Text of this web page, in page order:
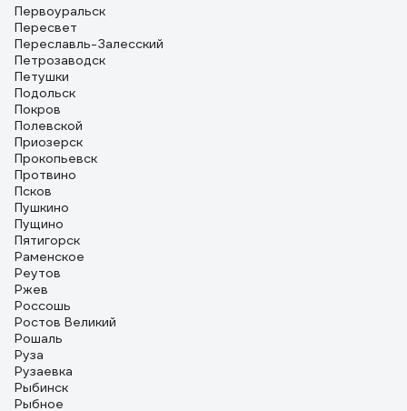
Первоуральск
Пересвет
Переславль-Залесский
Петрозаводск
Петушки
Подольск
Покров
Полевской
Приозерск
Прокопьевск
Протвино
Псков
Пушкино
Пущино
Пятигорск
Раменское
Реутов
Ржев
Россошь
Ростов Великий
Рошаль
Руза
Рузаевка
Рыбинск
Рыбное